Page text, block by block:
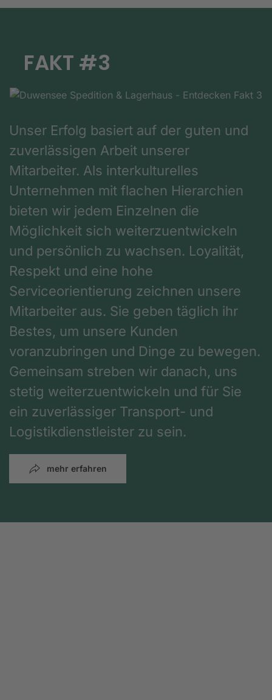
FAKT #3
Unser Erfolg basiert auf der guten und
zuverlässigen Arbeit unserer
Mitarbeiter. Als interkulturelles
Unternehmen mit flachen Hierarchien
bieten wir jedem Einzelnen die
Möglichkeit sich weiterzuentwickeln
und persönlich zu wachsen. Loyalität,
Respekt und eine hohe
Serviceorientierung zeichnen unsere
Mitarbeiter aus. Sie geben täglich ihr
Bestes, um unsere Kunden
voranzubringen und Dinge zu bewegen.
Gemeinsam streben wir danach, uns
stetig weiterzuentwickeln und für Sie
ein zuverlässiger Transport- und
Logistikdienstleister zu sein.
mehr erfahren